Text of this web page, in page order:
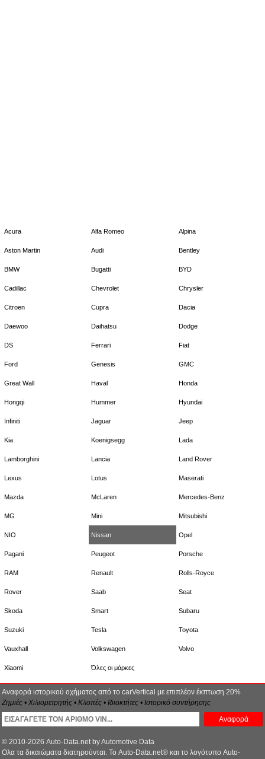
Acura Alfa Romeo Alpina
Aston Martin Audi Bentley
BMW Bugatti BYD
Cadillac Chevrolet Chrysler
Citroen Cupra Dacia
Daewoo Daihatsu Dodge
DS Ferrari Fiat
Ford Genesis GMC
Great Wall Haval Honda
Hongqi Hummer Hyundai
Infiniti Jaguar Jeep
Kia Koenigsegg Lada
Lamborghini Lancia Land Rover
Lexus Lotus Maserati
Mazda McLaren Mercedes-Benz
MG Mini Mitsubishi
NIO Nissan Opel
Pagani Peugeot Porsche
RAM Renault Rolls-Royce
Rover Saab Seat
Skoda Smart Subaru
Suzuki Tesla Toyota
Vauxhall Volkswagen Volvo
Xiaomi Όλες οι μάρκες
Αναφορά ιστορικού οχήματος από το carVertical με επιπλέον έκπτωση 20%
Ζημιές • Χιλιομετρητής • Κλοπές • Ιδιοκτήτες • Ιστορικό συντήρησης
Αναφορά
© 2010-2026 Auto-Data.net by Automotive Data
Ολα τα δικαιώματα διατηρούνται. Το Auto-Data.net® και το λογότυπο Auto-